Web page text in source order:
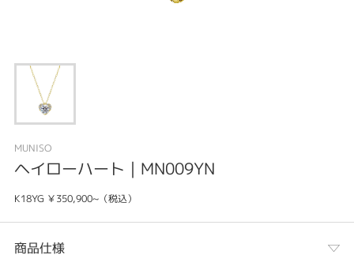
MUNISO
ヘイローハート｜MN009YN
K18YG ￥350,900~（税込）
商品仕様